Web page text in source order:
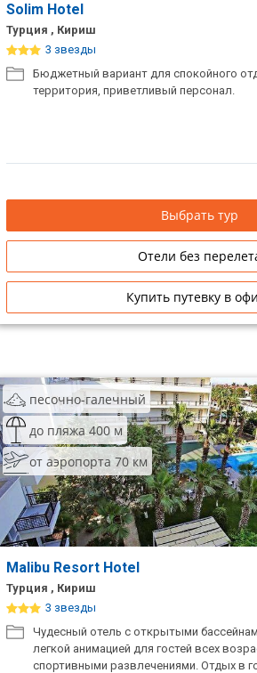
Solim Hotel
Турция , Кириш
3 звезды
Бюджетный вариант для спокойного
территория, приветливый персонал.
Выбрать тур
Отели без
Купить путевку в
песочно-галечный
до пляжа 400 м
от аэропорта 70 км
Malibu Resort Hotel
Турция , Кириш
3 звезды
Чудесный отель с открытыми
легкой анимацией для гостей всех
спортивными развлечениями. Отдых в